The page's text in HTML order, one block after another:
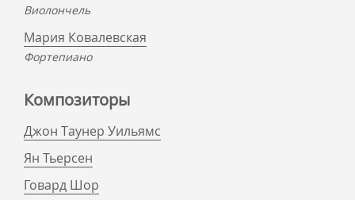
Виолончель
Мария Ковалевская
Фортепиано
Композиторы
Джон Таунер Уильямс
Ян Тьерсен
Говард Шор